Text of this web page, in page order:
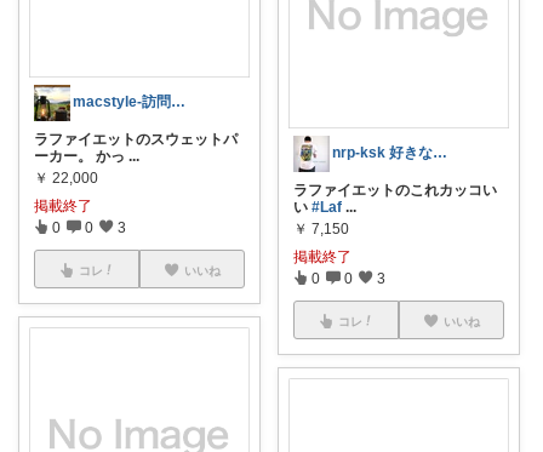
macstyle-訪問に感謝！-
ラファイエットのスウェットパ
ーカー。 かっ ...
￥ 22,000
掲載終了
0 0 3
コレ いいね
nrp-ksk 好きなものを好きなだけ
ラファイエットのこれカッコい
い #Laf ...
￥ 7,150
掲載終了
0 0 3
コレ いいね